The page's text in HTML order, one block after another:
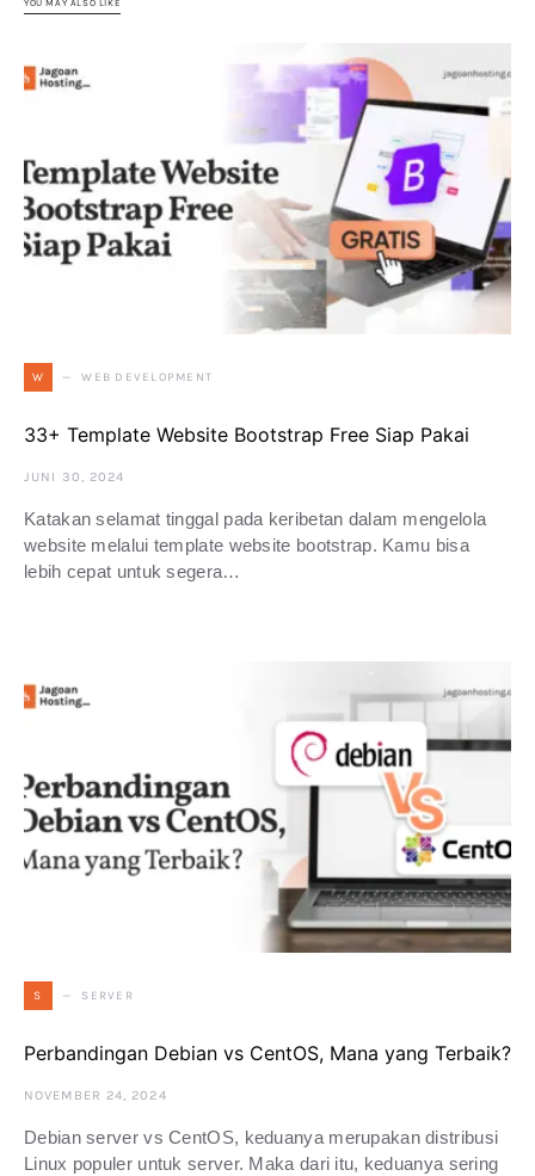
YOU MAY ALSO LIKE
W WEB DEVELOPMENT
33+ Template Website Bootstrap Free Siap Pakai
JUNI 30, 2024
Katakan selamat tinggal pada keribetan dalam mengelola
website melalui template website bootstrap. Kamu bisa
lebih cepat untuk segera…
S SERVER
Perbandingan Debian vs CentOS, Mana yang Terbaik?
NOVEMBER 24, 2024
Debian server vs CentOS, keduanya merupakan distribusi
Linux populer untuk server. Maka dari itu, keduanya sering